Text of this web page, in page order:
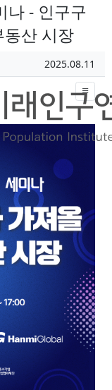
나 - 인구구
산 시장
작성일
2025.08.11